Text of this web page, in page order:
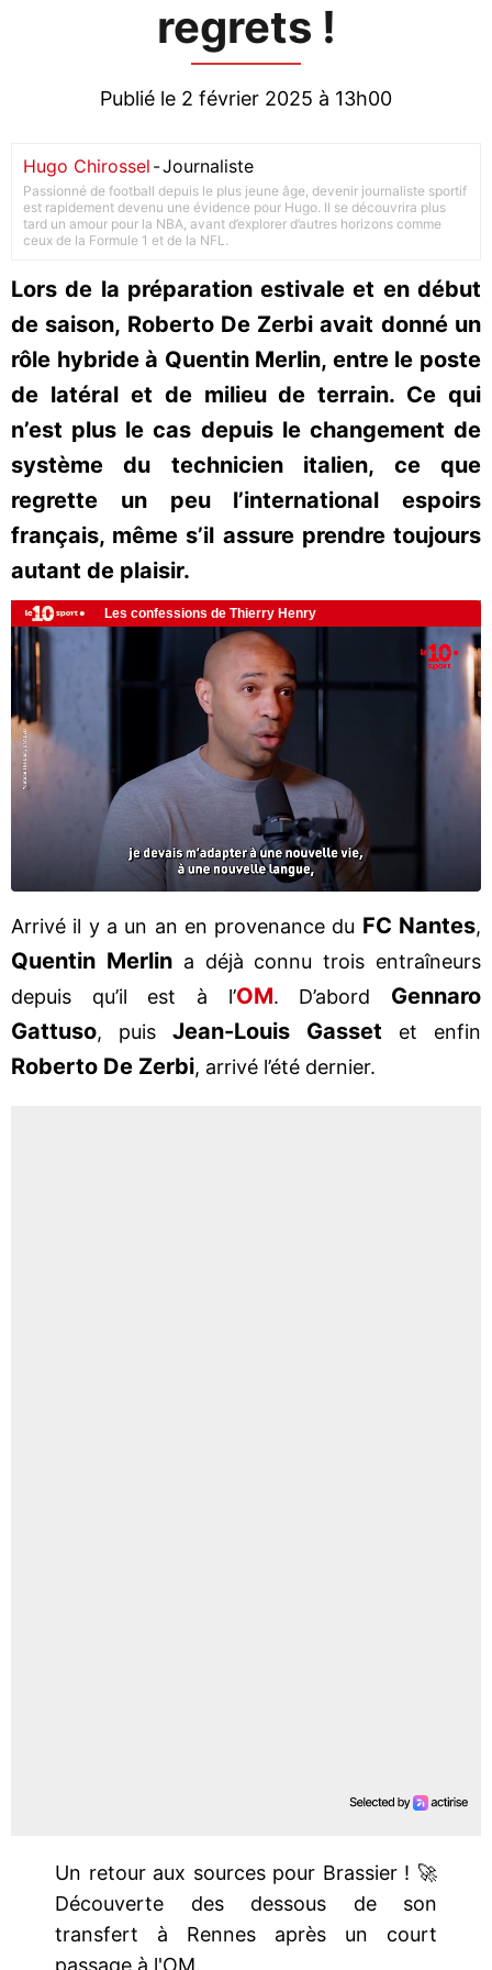
regrets !
Publié le 2 février 2025 à 13h00
Hugo Chirossel -Journaliste
Passionné de football depuis le plus jeune âge, devenir journaliste sportif
est rapidement devenu une évidence pour Hugo. Il se découvrira plus
tard un amour pour la NBA, avant d’explorer d’autres horizons comme
ceux de la Formule 1 et de la NFL.
Lors de la préparation estivale et en début
de saison, Roberto De Zerbi avait donné un
rôle hybride à Quentin Merlin, entre le poste
de latéral et de milieu de terrain. Ce qui
n’est plus le cas depuis le changement de
système du technicien italien, ce que
regrette un peu l’international espoirs
français, même s’il assure prendre toujours
autant de plaisir.
Arrivé il y a un an en provenance du FC Nantes,
Quentin Merlina déjà connu trois entraîneurs
depuis qu’il est à l’OM. D’abord Gennaro
Gattuso, puis Jean-Louis Gasset et enfin
Roberto De Zerbi, arrivé l’été dernier.
Un retour aux sources pour Brassier ! 🚀
Découverte des dessous de son
transfert à Rennes après un court
passage à l'OM.